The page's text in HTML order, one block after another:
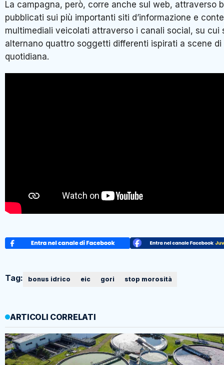
La campagna, però, corre anche sul web, attraverso
pubblicati sui più importanti siti d’informazione e
multimediali veicolati attraverso i canali social, su cui
alternano quattro soggetti differenti ispirati a scene di
quotidiana.
Tag: bonus idrico eic gori stop morosità
ARTICOLI CORRELATI